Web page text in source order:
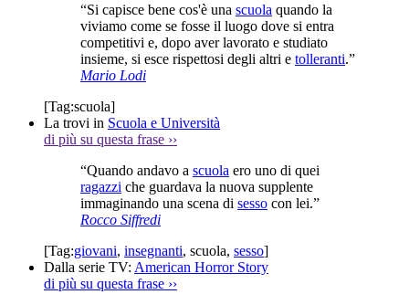
“Si capisce bene cos'è una scuola quando la
viviamo come se fosse il luogo dove si entra
competitivi e, dopo aver lavorato e studiato
insieme, si esce rispettosi degli altri e tolleranti.”
Mario Lodi
[Tag:scuola]
La trovi in Scuola e Università
di più su questa frase ››
“Quando andavo a scuola ero uno di quei
ragazzi che guardava la nuova supplente
immaginando una scena di sesso con lei.”
Rocco Siffredi
[Tag:giovani, insegnanti, scuola, sesso]
Dalla serie TV: American Horror Story
di più su questa frase ››